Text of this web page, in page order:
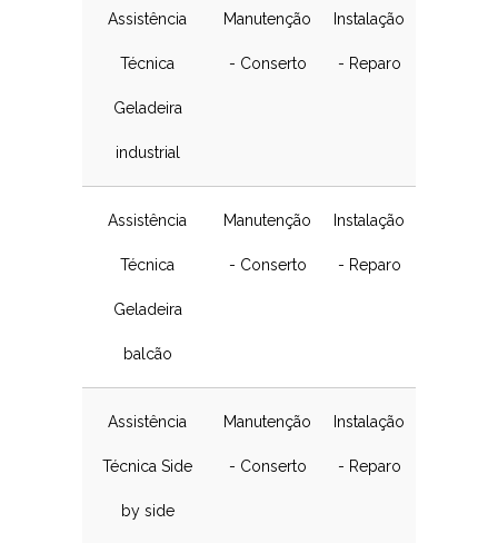
Assistência
Técnica
Geladeira
industrial
Manutenção
- Conserto
Instalação
- Reparo
Assistência
Técnica
Geladeira
balcão
Manutenção
- Conserto
Instalação
- Reparo
Assistência
Técnica Side
by side
Manutenção
- Conserto
Instalação
- Reparo